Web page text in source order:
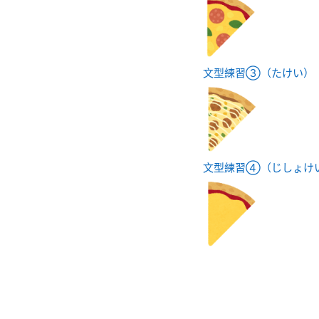
文型練習③（たけい）
文型練習④（じしょけ